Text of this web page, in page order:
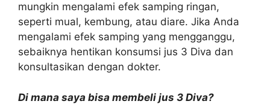
mungkin mengalami efek samping ringan,
seperti mual, kembung, atau diare. Jika Anda
mengalami efek samping yang mengganggu,
sebaiknya hentikan konsumsi jus 3 Diva dan
konsultasikan dengan dokter.
Di mana saya bisa membeli jus 3 Diva?